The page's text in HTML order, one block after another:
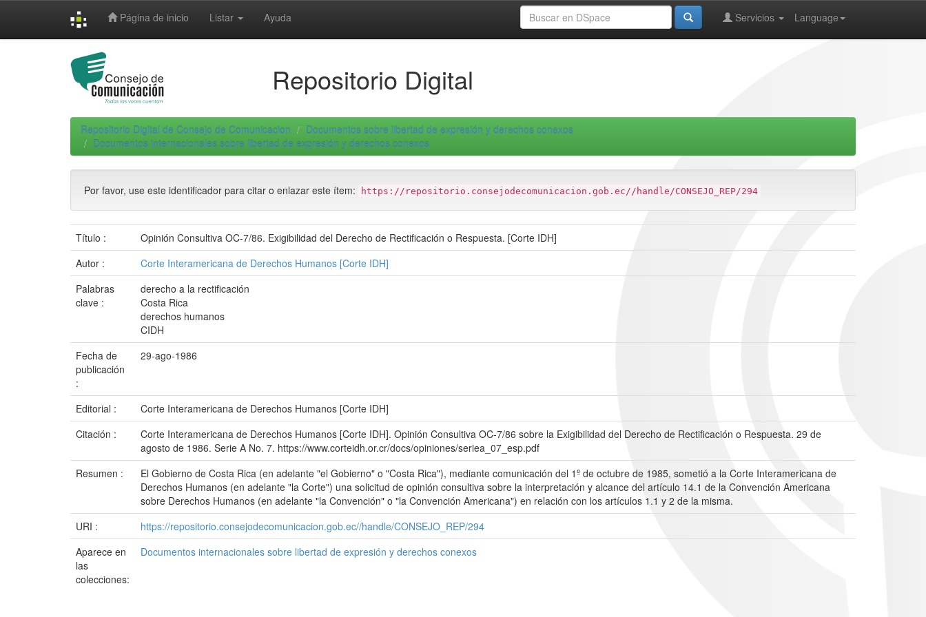
Página de inicio Listar Ayuda Language
Servicios
Repositorio Digital
Repositorio Digital de Consejo de Comunicacion
Documentos sobre libertad de expresión y derechos conexos
Documentos internacionales sobre libertad de expresión y derechos conexos
Por favor, use este identificador para citar o enlazar este ítem: https://repositorio.consejodecomunicacion.gob.ec//handle/CONSEJO_REP/294
Título :
Opinión Consultiva OC-7/86. Exigibilidad del Derecho de Rectificación o Respuesta. [Corte IDH]
Autor :
Corte Interamericana de Derechos Humanos [Corte IDH]
Palabras
clave :
derecho a la rectificación
Costa Rica
derechos humanos
CIDH
Fecha de
publicación
:
29-ago-1986
Editorial :
Corte Interamericana de Derechos Humanos [Corte IDH]
Citación :
Corte Interamericana de Derechos Humanos [Corte IDH]. Opinión Consultiva OC-7/86 sobre la Exigibilidad del Derecho de Rectificación o Respuesta. 29 de
agosto de 1986. Serie A No. 7. https://www.corteidh.or.cr/docs/opiniones/seriea_07_esp.pdf
Resumen :
El Gobierno de Costa Rica (en adelante "el Gobierno" o "Costa Rica"), mediante comunicación del 1º de octubre de 1985, sometió a la Corte Interamericana de
Derechos Humanos (en adelante "la Corte") una solicitud de opinión consultiva sobre la interpretación y alcance del artículo 14.1 de la Convención Americana
sobre Derechos Humanos (en adelante "la Convención" o "la Convención Americana") en relación con los artículos 1.1 y 2 de la misma.
URI :
https://repositorio.consejodecomunicacion.gob.ec//handle/CONSEJO_REP/294
Aparece en
las
colecciones:
Documentos internacionales sobre libertad de expresión y derechos conexos